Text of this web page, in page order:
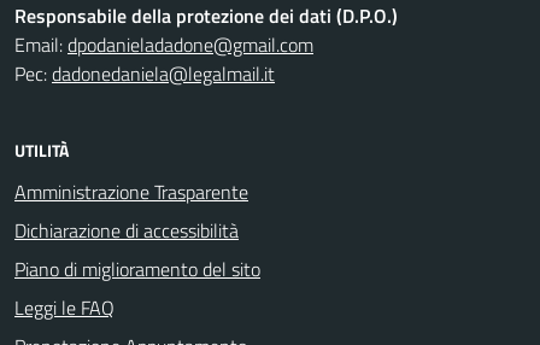
Responsabile della protezione dei dati (D.P.O.)
Email:dpodanieladadone@gmail.com
Pec:dadonedaniela@legalmail.it
UTILITÀ
Amministrazione Trasparente
Dichiarazione di accessibilità
Piano di miglioramento del sito
Leggi le FAQ